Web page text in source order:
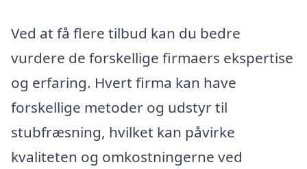
Ved at få flere tilbud kan du bedre
vurdere de forskellige firmaers ekspertise
og erfaring. Hvert firma kan have
forskellige metoder og udstyr til
stubfræsning, hvilket kan påvirke
kvaliteten og omkostningerne ved